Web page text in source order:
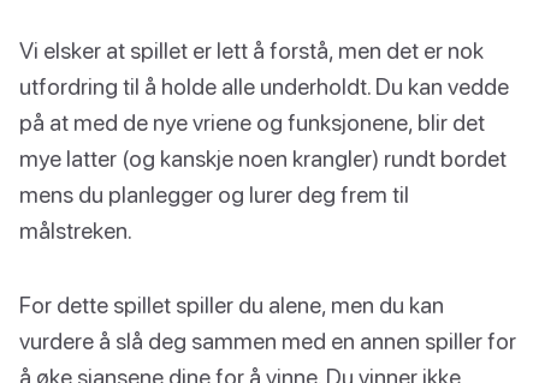
Vi elsker at spillet er lett å forstå, men det er nok
utfordring til å holde alle underholdt. Du kan vedde
på at med de nye vriene og funksjonene, blir det
mye latter (og kanskje noen krangler) rundt bordet
mens du planlegger og lurer deg frem til
målstreken.
For dette spillet spiller du alene, men du kan
vurdere å slå deg sammen med en annen spiller for
å øke sjansene dine for å vinne. Du vinner ikke